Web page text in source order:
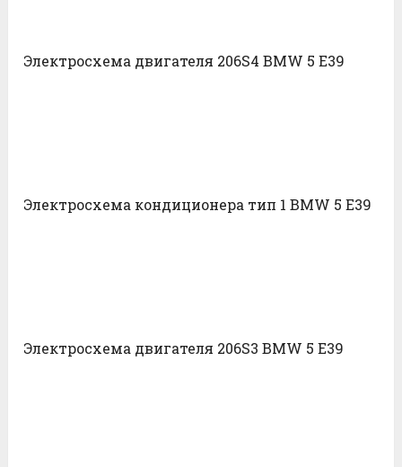
Электросхема двигателя 206S4 BMW 5 E39
Электросхема кондиционера тип 1 BMW 5 E39
Электросхема двигателя 206S3 BMW 5 E39